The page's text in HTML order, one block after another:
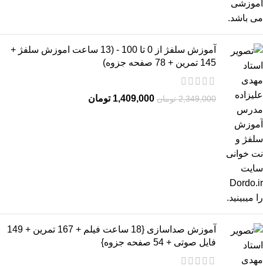
آموزش سلفژ از 0 تا 100 - (13 ساعت اموزش سلفژ +
145 تمرین + 78 صفحه جزوه)
2,349,000 تومان 1,409,000 تومان
آموزش صداسازی {18 ساعت فیلم + 167 تمرین + 149
فایل صوتی + 54 صفحه جزوه}